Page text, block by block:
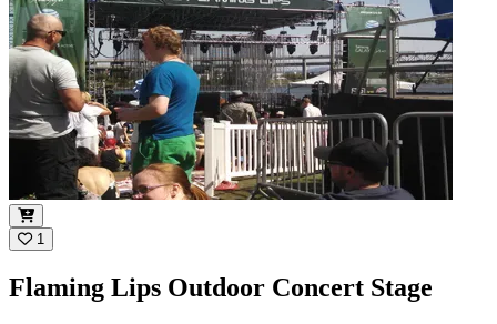
1
Flaming Lips Outdoor Concert Stage